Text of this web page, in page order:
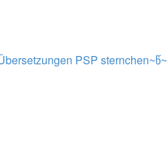
PSP sternchen~წ~